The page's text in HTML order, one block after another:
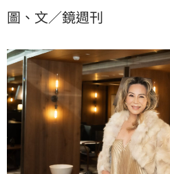
圖、文／鏡週刊